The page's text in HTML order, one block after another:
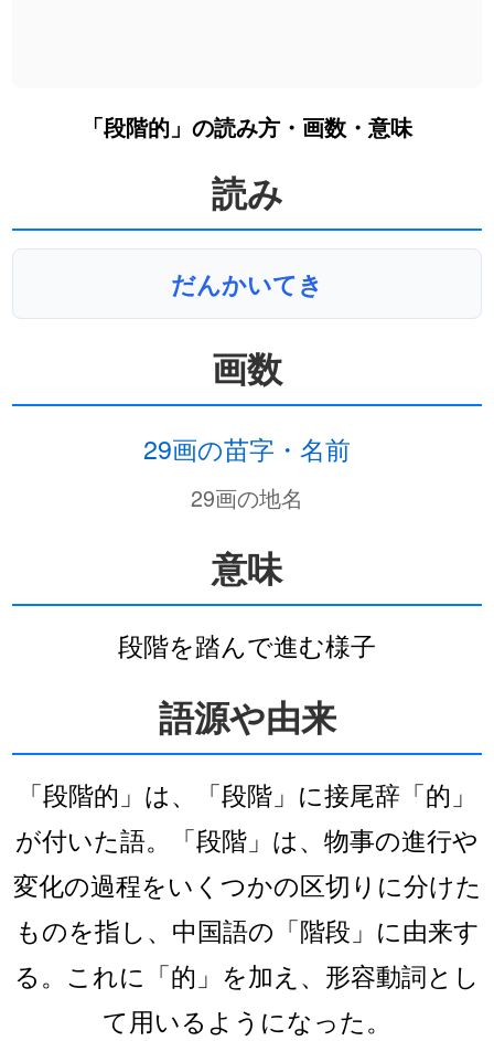
「段階的」の読み方・画数・意味
読み
だんかいてき
画数
29画の苗字・名前
29画の地名
意味
段階を踏んで進む様子
語源や由来
「段階的」は、「段階」に接尾辞「的」
が付いた語。「段階」は、物事の進行や
変化の過程をいくつかの区切りに分けた
ものを指し、中国語の「階段」に由来す
る。これに「的」を加え、形容動詞とし
て用いるようになった。